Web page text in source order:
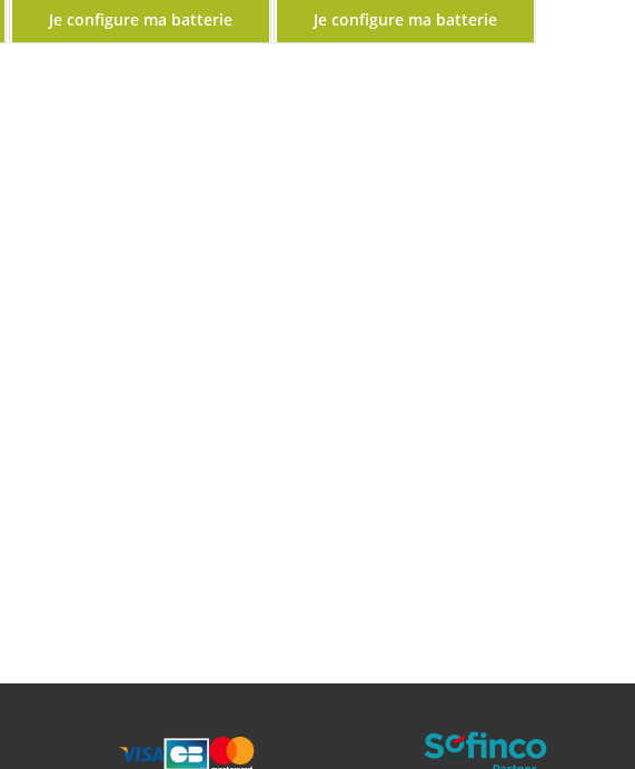
Je configure ma batterie Je configure ma batterie